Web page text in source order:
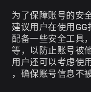
为了保障账号的安全
建议用户在使用GG
配备一些安全工具
等，以防止账号被
用户还可以考虑使
，确保账号信息不